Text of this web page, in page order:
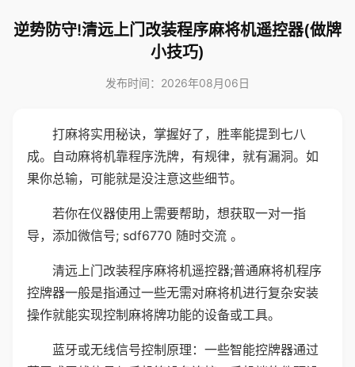
逆势防守!清远上门改装程序麻将机遥控器(做牌
小技巧)
发布时间：2026年08月06日
打麻将实用秘诀，掌握好了，胜率能提到七八
成。自动麻将机靠程序洗牌，有规律，就有漏洞。如
果你总输，可能就是没注意这些细节。
若你在仪器使用上需要帮助，想获取一对一指
导，添加微信号; sdf6770 随时交流 。
清远上门改装程序麻将机遥控器;普通麻将机程序
控牌器一般是指通过一些无需对麻将机进行复杂安装
操作就能实现控制麻将牌功能的设备或工具。
蓝牙或无线信号控制原理：一些智能控牌器通过